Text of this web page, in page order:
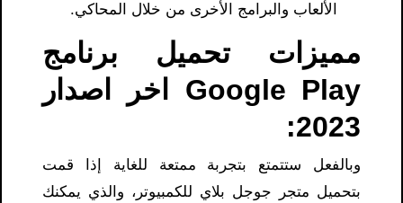
الألعاب والبرامج الأخرى من خلال المحاكي.
مميزات تحميل برنامج
Google Play اخر اصدار
2023:
وبالفعل ستتمتع بتجربة ممتعة للغاية إذا قمت
بتحميل متجر جوجل بلاي للكمبيوتر، والذي يمكنك